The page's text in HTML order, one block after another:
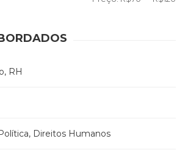
RH
Direitos Humanos